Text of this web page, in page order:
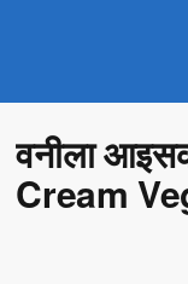
वनीला
Cream